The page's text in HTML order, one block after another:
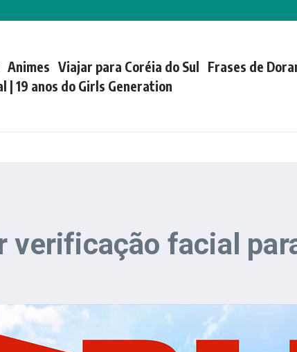
Animes Viajar para Coréia do Sul Frases de
| 19 anos do Girls Generation
verificação facial